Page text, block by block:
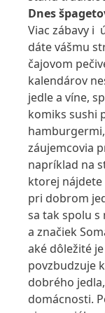
Dnes
Viac zábavy i
dáte vášmu
čajovom
kalendárov
jedle a víne,
komiks sushi
záujemcovia
napríklad na
ktorej
pri dobrom
sa tak spolu
a značiek
aké dôležité
povzbudzuje
dobrého
domácnosti.